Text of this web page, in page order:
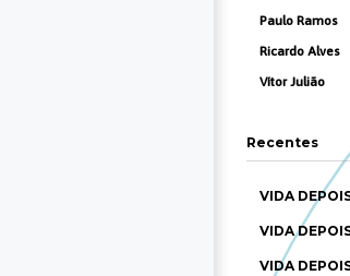
Paulo Ramos
Ricardo Alves
Vítor Julião
Recentes
VIDA
VIDA
VIDA